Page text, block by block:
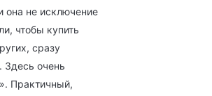
не исключение
чтобы купить
сразу
Здесь очень
Практичный,